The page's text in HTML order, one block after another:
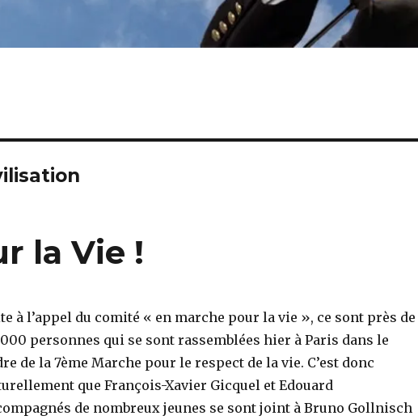
la Vie !
à l’appel du comité « en marche pour la vie », ce sont près de
personnes qui se sont rassemblées hier à Paris dans le
de la 7ème Marche pour le respect de la vie. C’est donc
que François-Xavier Gicquel et Edouard
de nombreux jeunes se sont joint à Bruno Gollnisch